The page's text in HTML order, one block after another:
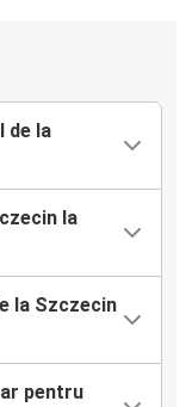
de la
la
la Szczecin
pentru